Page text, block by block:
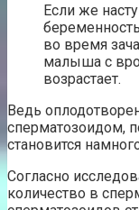
Если же
во время
малыша с
возрастает.
Ведь
сперматозоидом,
становится
Согласно
количество в